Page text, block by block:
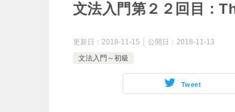
文法入門第２２回目：
更新日： 2018-11-15 公開日： 2018-11-13
文法入門～初級
Tweet